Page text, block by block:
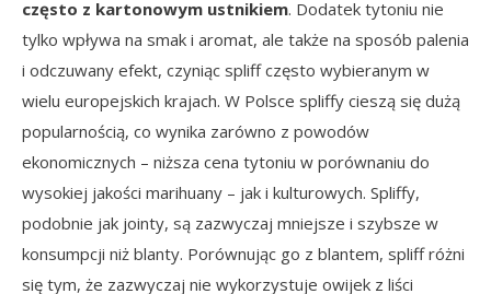
często z kartonowym ustnikiem. Dodatek tytoniu nie
tylko wpływa na smak i aromat, ale także na sposób palenia
i odczuwany efekt, czyniąc spliff często wybieranym w
wielu europejskich krajach. W Polsce spliffy cieszą się dużą
popularnością, co wynika zarówno z powodów
ekonomicznych – niższa cena tytoniu w porównaniu do
wysokiej jakości marihuany – jak i kulturowych. Spliffy,
podobnie jak jointy, są zazwyczaj mniejsze i szybsze w
konsumpcji niż blanty. Porównując go z blantem, spliff różni
się tym, że zazwyczaj nie wykorzystuje owijek z liści